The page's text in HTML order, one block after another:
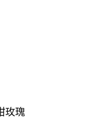
玫瑰